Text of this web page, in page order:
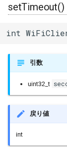
setTimeout()
int
引数
uint32_t
戻り値
int